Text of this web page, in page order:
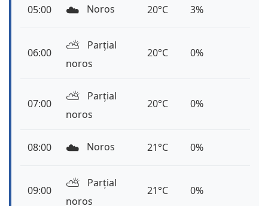
05:00 ☁️ Noros 20°C 3%
06:00 ⛅️
Parțial
noros
20°C 0%
07:00 ⛅️
Parțial
noros
20°C 0%
08:00 ☁️ Noros 21°C 0%
09:00 ⛅️
Parțial
noros
21°C 0%